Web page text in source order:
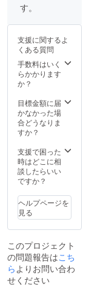
せんの
承くだ
さい。
【サイ
ズ】 ベ
ルの直
15.5cm
底の直
径：約
8.5cm
（一番
長い部
分）：
約12cm
客様ご
てお願
いいた
しま
す。
者およ
は、日
程や演
奏曲な
どを考
慮しつ
相談の
上で決
めさせ
ていた
す。 ※
上記の
金額に
は、出
交通費
を含み
ます。
ホール
等の使
用料が
かかる
場合
は、お
す。
支援に関するよ
くある質問
手数料はいく
らかかります
か？
目標金額に届
かなかった場
合どうなりま
すか？
支援で困った
時はどこに相
談したらいい
ですか？
ヘルプページを
見る
このプロジェクト
の問題報告はこち
ら よりお問い合わ
せください